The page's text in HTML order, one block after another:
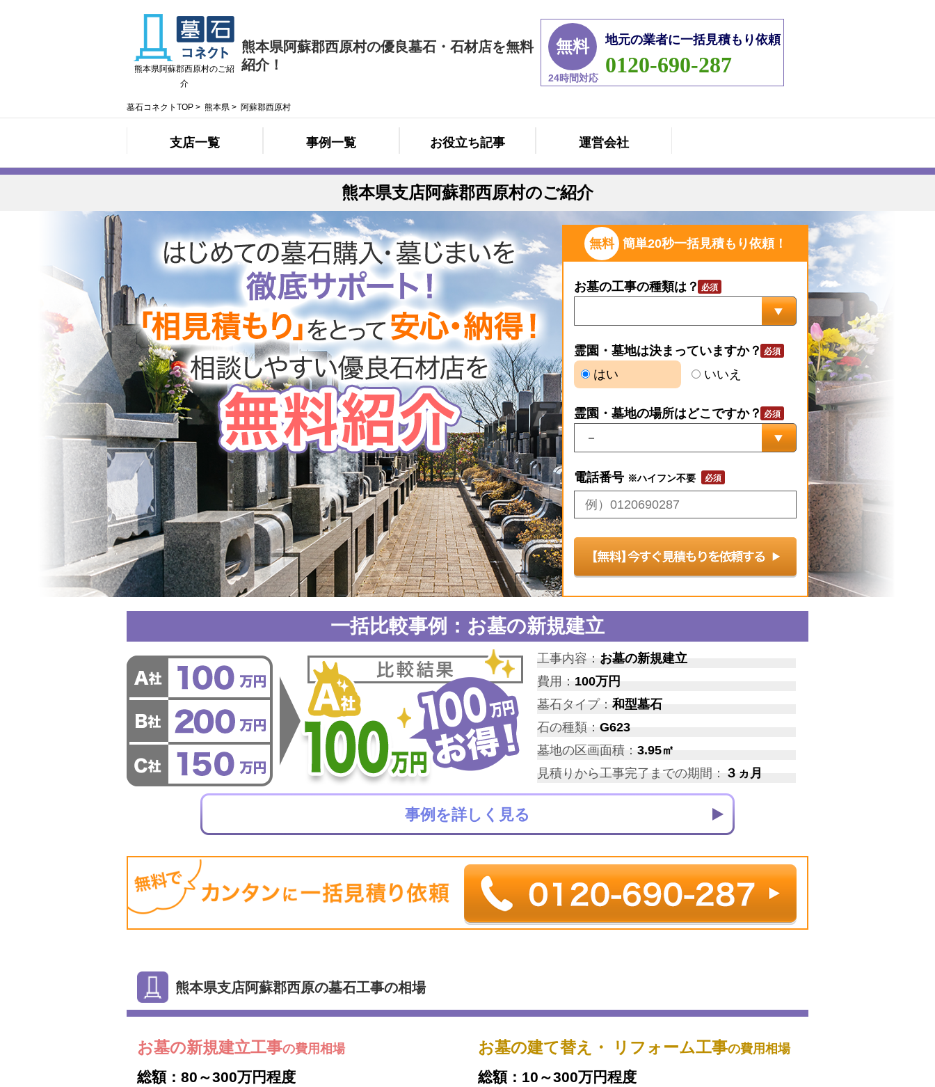
熊本県阿蘇郡西原村の優良墓石・石材店を無料
紹介！
熊本県阿蘇郡西原村のご紹
介
墓石コネクトTOP > 熊本県 > 阿蘇郡西原村
無料
24時間対応
地元の業者に一括見積もり依頼
0120-690-287
支店一覧 事例一覧 お役立ち記事 運営会社
熊本県支店阿蘇郡西原村のご紹介
無料 簡単20秒一括見積もり依頼！
お墓の工事の種類は？
霊園・墓地は決まっていますか？
はい
いいえ
霊園・墓地の場所はどこですか？
電話番号 ※ハイフン不要
一括比較事例：お墓の新規建立
工事内容： お墓の新規建立
費用： 100万円
墓石タイプ：和型墓石
石の種類： G623
墓地の区画面積： 3.95㎡
見積りから工事完了までの期間： ３ヵ月
事例を詳しく見る
熊本県支店阿蘇郡西原の墓石工事の相場
お墓の新規建立工事の費用相場
総額：80～300万円程度
お墓の建て替え・ リフォーム工事の費用相場
総額：10～300万円程度